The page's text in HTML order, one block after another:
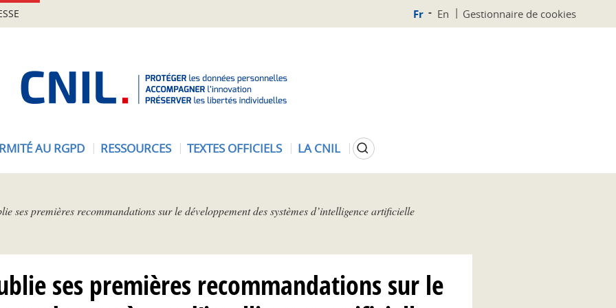
Fr En Gestionnaire de cookies
N
AU RGPD RESSOURCES TEXTES OFFICIELS LA CNIL Rechercher
ses premières recommandations sur le développement des systèmes d’intelligence artificielle
ses premières recommandations sur le